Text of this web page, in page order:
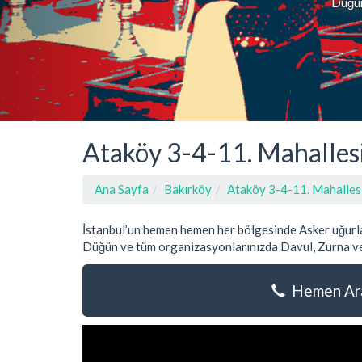
Ataköy 3-4-11.
Ana Sayfa Bakırköy Ataköy 3-4-11.
İstanbul’un hemen hemen her bölgesinde Asker
Düğün ve tüm organizasyonlarınızda Davul, Zurna
Hemen